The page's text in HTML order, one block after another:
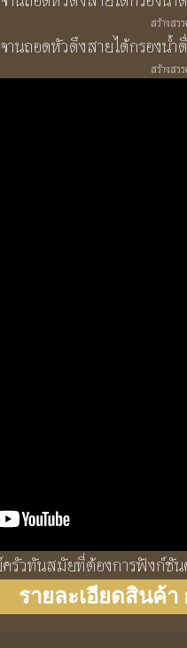
สร้างส
สร้างส
รัวทันสมัยที่ต้องการฟังก์ชั
รายละเอียดสินค้า